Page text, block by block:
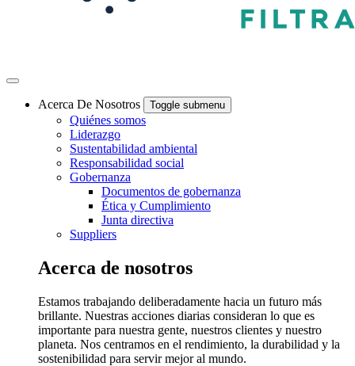
Acerca De Nosotros Toggle submenu
Quiénes somos
Liderazgo
Sustentabilidad ambiental
Responsabilidad social
Gobernanza
Documentos de gobernanza
Ética y Cumplimiento
Junta directiva
Suppliers
Acerca de nosotros
Estamos trabajando deliberadamente hacia un futuro más
brillante. Nuestras acciones diarias consideran lo que es
importante para nuestra gente, nuestros clientes y nuestro
planeta. Nos centramos en el rendimiento, la durabilidad y la
sostenibilidad para servir mejor al mundo.